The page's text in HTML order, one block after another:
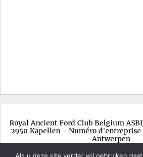
Royal Ancient Ford Club Belgium
2950 Kapellen - Numéro d'entreprise
Antwerpen